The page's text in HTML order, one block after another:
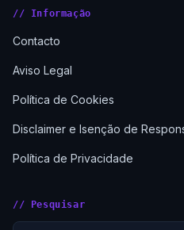
// Informação
Contacto
Aviso Legal
Política de Cookies
Disclaimer e Isenção de
Política de Privacidade
// Pesquisar